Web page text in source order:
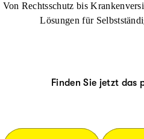
Von Rechtsschutz bis
Lösungen für
Finden Sie jetzt das